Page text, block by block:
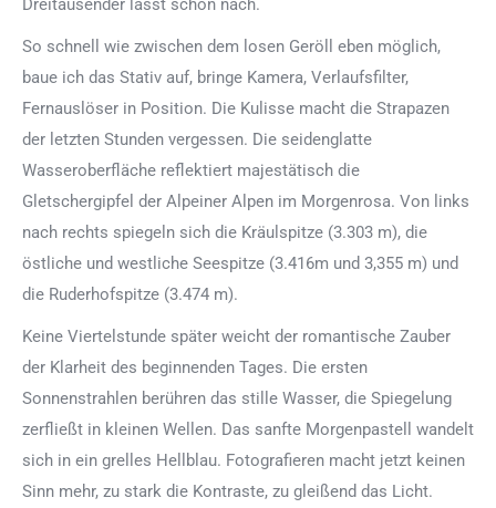
Dreitausender lässt schon nach.
So schnell wie zwischen dem losen Geröll eben möglich,
baue ich das Stativ auf, bringe Kamera, Verlaufsfilter,
Fernauslöser in Position. Die Kulisse macht die Strapazen
der letzten Stunden vergessen. Die seidenglatte
Wasseroberfläche reflektiert majestätisch die
Gletschergipfel der Alpeiner Alpen im Morgenrosa. Von links
nach rechts spiegeln sich die Kräulspitze (3.303 m), die
östliche und westliche Seespitze (3.416m und 3,355 m) und
die Ruderhofspitze (3.474 m).
Keine Viertelstunde später weicht der romantische Zauber
der Klarheit des beginnenden Tages. Die ersten
Sonnenstrahlen berühren das stille Wasser, die Spiegelung
zerfließt in kleinen Wellen. Das sanfte Morgenpastell wandelt
sich in ein grelles Hellblau. Fotografieren macht jetzt keinen
Sinn mehr, zu stark die Kontraste, zu gleißend das Licht.